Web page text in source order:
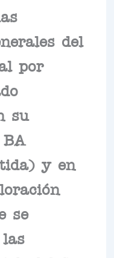
del
por
su
y en
se
las